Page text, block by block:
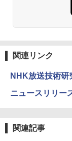
関連リンク
NHK放送技術研
ニュースリリー
関連記事